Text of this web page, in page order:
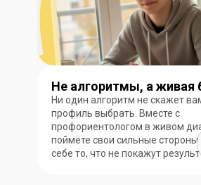
Не алгоритмы, а живая
Ни один алгоритм не скажет
профиль выбрать. Вместе с
профориентологом в живом
поймёте свои сильные стороны
себе то, что не покажут